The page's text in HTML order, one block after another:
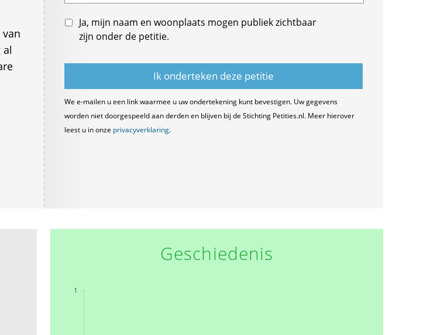
al
Ja, mijn naam en woonplaats mogen publiek zichtbaar
zijn onder de petitie.
We e-mailen u een link waarmee u uw ondertekening kunt bevestigen. Uw gegevens
worden niet doorgespeeld aan derden en blijven bij de Stichting Petities.nl. Meer hierover
leest u in onze privacyverklaring.
Geschiedenis